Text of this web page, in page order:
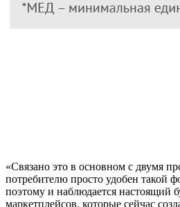
«Связано это в основном с двумя
потребителю просто удобен такой
поэтому и наблюдается настоящий
маркетплейсов, которые сейчас